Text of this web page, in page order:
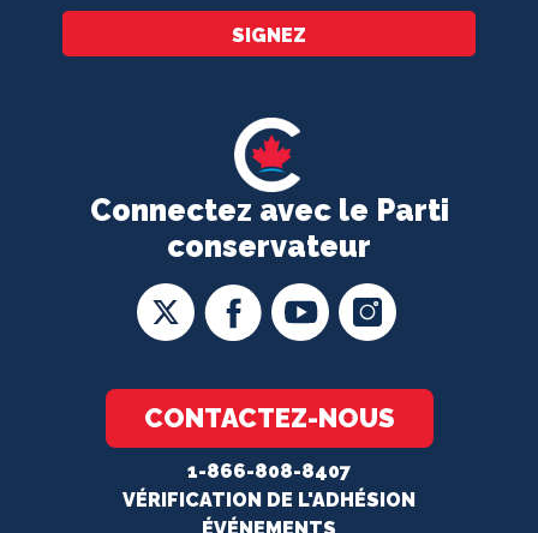
Connectez avec le Parti
conservateur
CONTACTEZ-NOUS
1-866-808-8407
VÉRIFICATION DE L'ADHÉSION
SIGNEZ